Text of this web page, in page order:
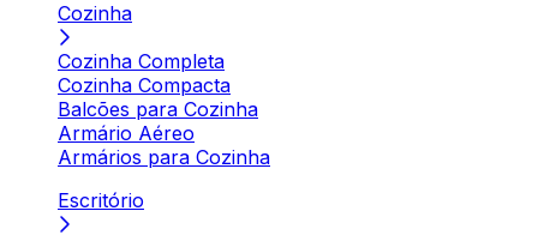
Cozinha
Cozinha Completa
Cozinha Compacta
Balcões para Cozinha
Armário Aéreo
Armários para Cozinha
Escritório